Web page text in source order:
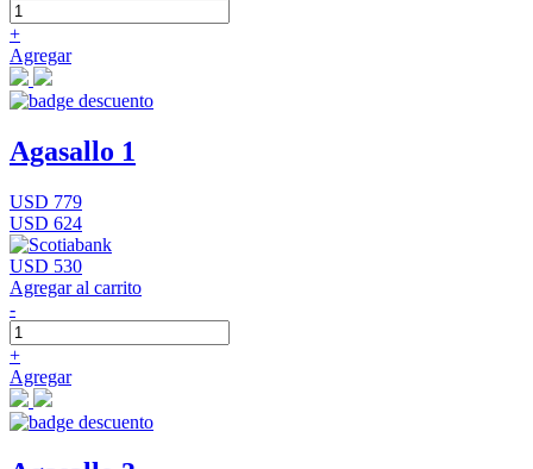
+
Agregar
Agasallo 1
USD 779
USD 624
USD 530
Agregar al carrito
-
+
Agregar